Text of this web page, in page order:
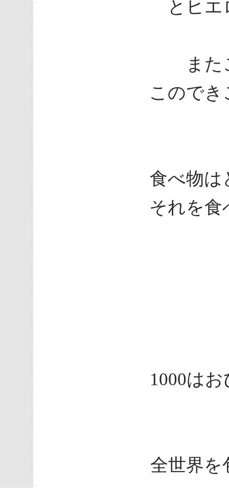
とヒ
ま
こので
食べ物は
それを食
1000は
全世界を